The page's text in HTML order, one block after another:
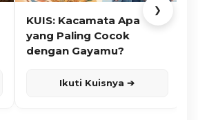
KUIS: Kacamata Apa
yang Paling Cocok
dengan Gayamu?
Ikuti Kuisnya ➔
❯